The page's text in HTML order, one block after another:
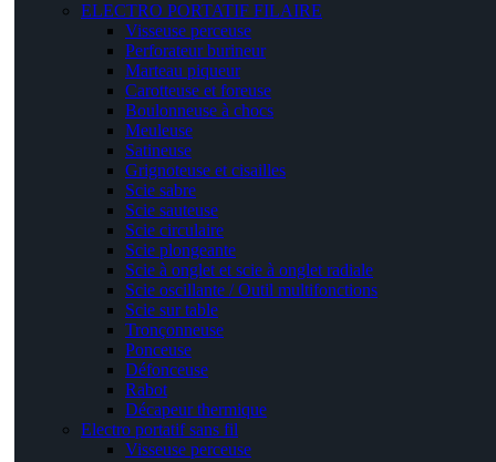
ELECTRO PORTATIF FILAIRE
Visseuse perceuse
Perforateur burineur
Marteau piqueur
Carotteuse et foreuse
Boulonneuse à chocs
Meuleuse
Satineuse
Grignoteuse et cisailles
Scie sabre
Scie sauteuse
Scie circulaire
Scie plongeante
Scie à onglet et scie à onglet radiale
Scie oscillante / Outil multifonctions
Scie sur table
Tronçonneuse
Ponceuse
Défonceuse
Rabot
Décapeur thermique
Electro portatif sans fil
Visseuse perceuse